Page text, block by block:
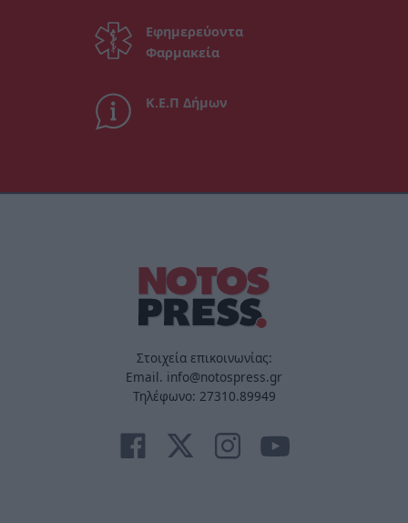
Εφημερεύοντα
Φαρμακεία
Κ.Ε.Π Δήμων
Στοιχεία επικοινωνίας:
Email. info@notospress.gr
Τηλέφωνο: 27310.89949